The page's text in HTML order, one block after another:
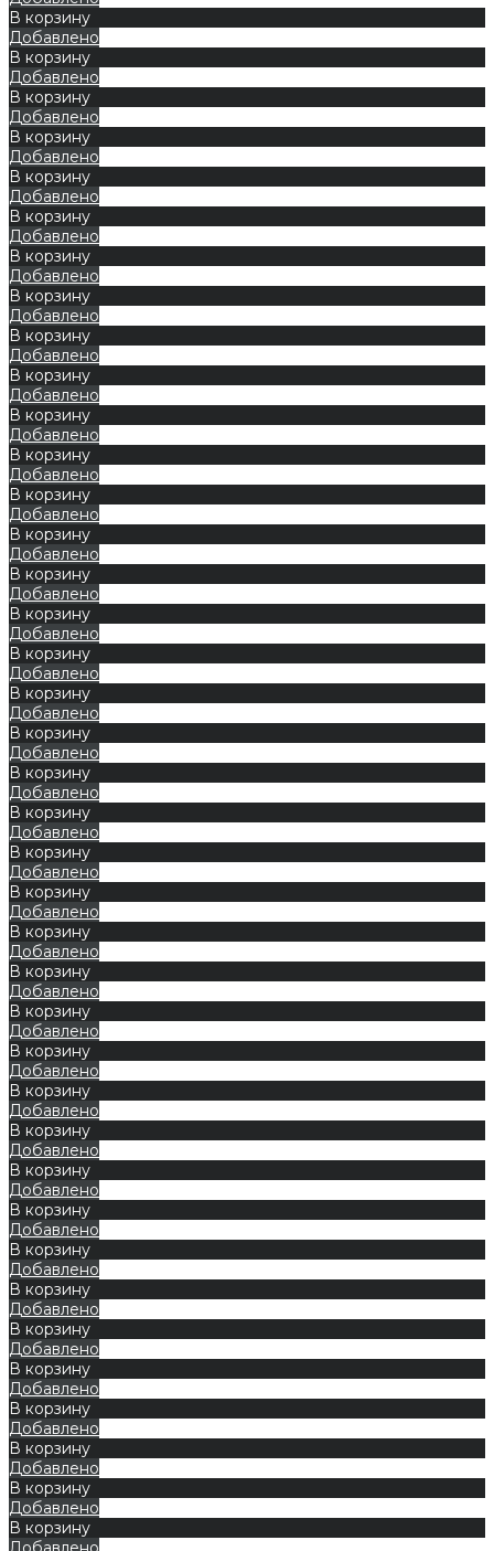
В корзину
Добавлено
В корзину
Добавлено
В корзину
Добавлено
В корзину
Добавлено
В корзину
Добавлено
В корзину
Добавлено
В корзину
Добавлено
В корзину
Добавлено
В корзину
Добавлено
В корзину
Добавлено
В корзину
Добавлено
В корзину
Добавлено
В корзину
Добавлено
В корзину
Добавлено
В корзину
Добавлено
В корзину
Добавлено
В корзину
Добавлено
В корзину
Добавлено
В корзину
Добавлено
В корзину
Добавлено
В корзину
Добавлено
В корзину
Добавлено
В корзину
Добавлено
В корзину
Добавлено
В корзину
Добавлено
В корзину
Добавлено
В корзину
Добавлено
В корзину
Добавлено
В корзину
Добавлено
В корзину
Добавлено
В корзину
Добавлено
В корзину
Добавлено
В корзину
Добавлено
В корзину
Добавлено
В корзину
Добавлено
В корзину
Добавлено
В корзину
Добавлено
В корзину
Добавлено
В корзину